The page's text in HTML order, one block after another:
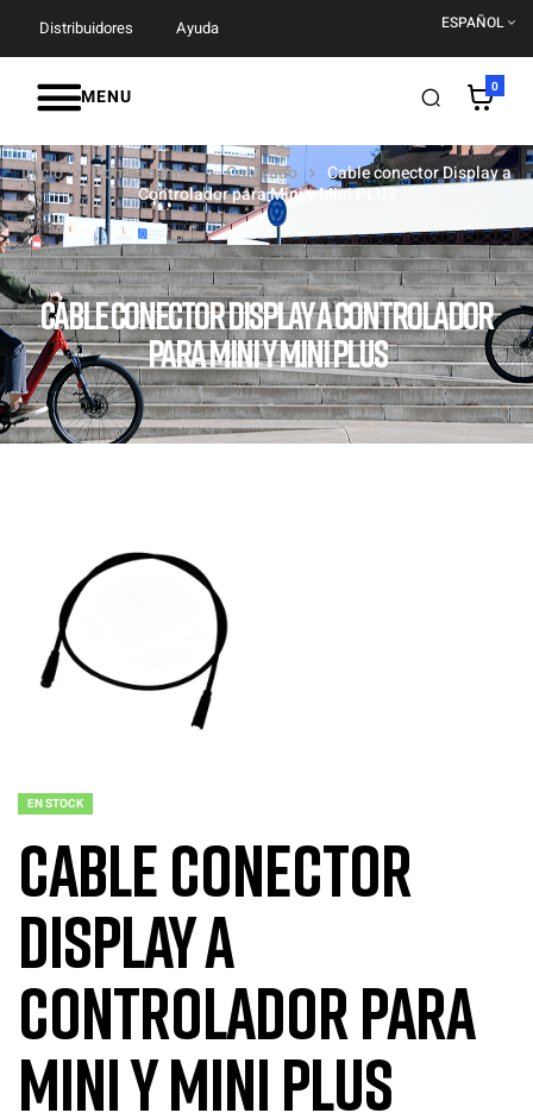
Distribuidores Ayuda ESPAÑOL
MENU 0
CABLE CONECTOR DISPLAY A CONTROLADOR
PARA MINI Y MINI PLUS
Inicio Componentes Cableado
Cable conector Display a
Controlador para Mini y Mini PLUS
EN STOCK
Cable conector
Display a
Controlador para
Mini y Mini PLUS